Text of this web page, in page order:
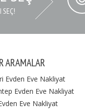
SEÇ!
ARAMALAR
Evden Eve Nakliyat
Evden Eve Nakliyat
Eve Nakliyat